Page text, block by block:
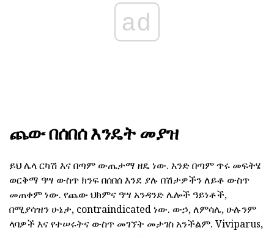
ad
ጨው በሰበሰ እንዴት መያዝ
ይህ ሌላ ርካሽ እና በጣም ውጤታማ ዘዴ ነው. አንድ በጣም ጥሩ መፍትሄ
ወርቅማ ዓሣ ውስጥ ክንፍ በሰበሰ እንደ ያሉ በሽታዎችን ለይቶ ውስጥ
መጠቀም ነው. የጨው ህክምና ዓሣ አንዳንድ ሌሎች ዓይነቶች,
በሚያሳዝን ሁኔታ, contraindicated ነው. ውኃ, ለምሳሌ, ሁሉንም
ላባዎች እና የተሠሩትና ውስጥ መገኘት መታገስ አንችልም. Viviparus,